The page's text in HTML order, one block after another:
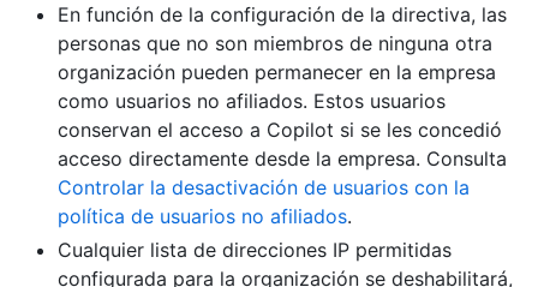
En función de la configuración de la directiva, las
personas que no son miembros de ninguna otra
organización pueden permanecer en la empresa
como usuarios no afiliados. Estos usuarios
conservan el acceso a Copilot si se les concedió
acceso directamente desde la empresa. Consulta
Controlar la desactivación de usuarios con la
política de usuarios no afiliados.
Cualquier lista de direcciones IP permitidas
configurada para la organización se deshabilitará,